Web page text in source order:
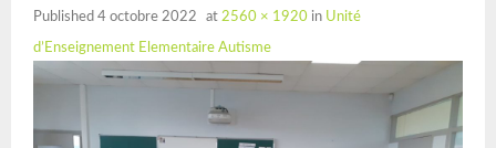
Published 4 octobre 2022 at 2560 × 1920 in Unité
d’Enseignement Elementaire Autisme